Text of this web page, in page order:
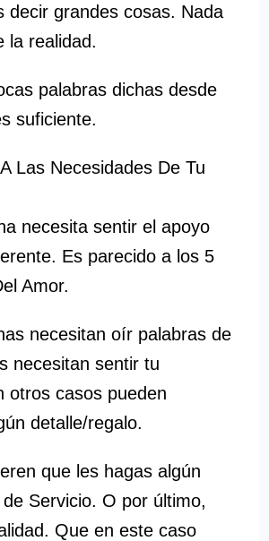
decir grandes cosas. Nada
la realidad.
palabras dichas desde
suficiente.
Las Necesidades De Tu
necesita sentir el apoyo
Es parecido a los 5
Amor.
necesitan oír palabras de
necesitan sentir tu
otros casos pueden
detalle/regalo.
que les hagas algún
Servicio. O por último,
Que en este caso